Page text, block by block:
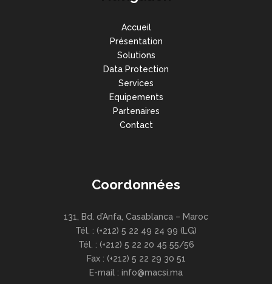
Accueil
Présentation
Solutions
Data Protection
Services
Equipements
Partenaires
Contact
Coordonnées
131, Bd. d’Anfa, Casablanca – Maroc
Tél. : (+212) 5 22 49 24 99 (LG)
Tél. : (+212) 5 22 20 45 55/56
Fax : (+212) 5 22 29 30 51
E-mail : info@macsi.ma